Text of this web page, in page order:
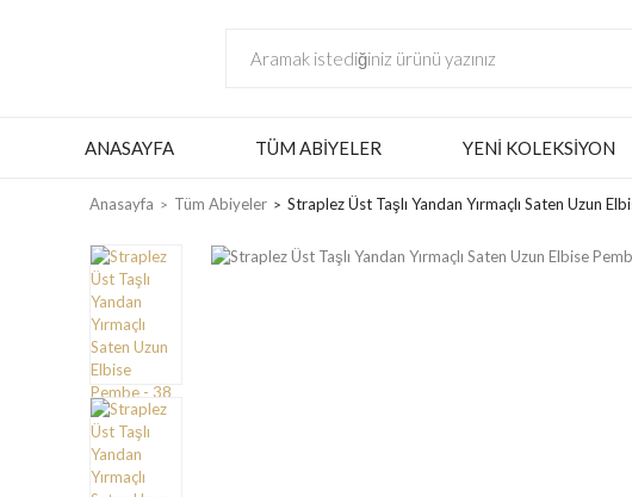
ANASAYFA TÜM ABIYELER YENI KOLEKSIYON
Anasayfa Tüm Abiyeler Straplez Üst Taşlı Yandan Yırmaçlı Saten Uzun